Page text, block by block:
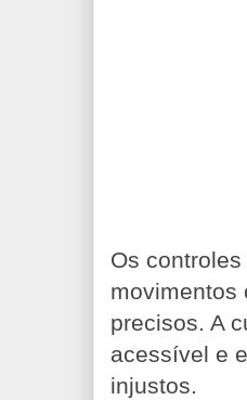
Os
movimentos
precisos. A
acessível e
injustos.